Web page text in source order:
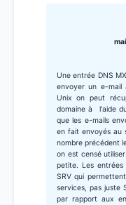
Une entrée DNS
envoyer un e-mail
Unix on peut
domaine à l'aide
que les e-mails
en fait envoyés au
nombre précédent
on est censé
petite. Les
SRV qui
services, pas juste
par rapport aux